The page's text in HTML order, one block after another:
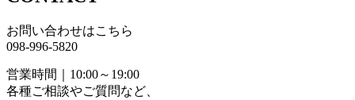
お問い合わせはこちら
098-996-5820
営業時間｜10:00～19:00
各種ご相談やご質問など、